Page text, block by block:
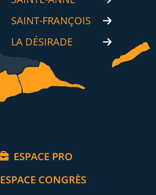
SAINT-FRANÇOIS
LA DÉSIRADE
ESPACE PRO
ESPACE CONGRÈS